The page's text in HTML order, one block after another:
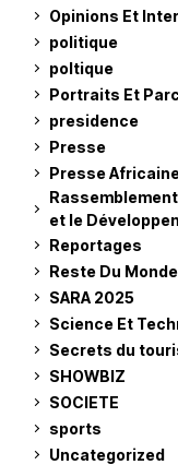
Opinions Et
politique
poltique
Portraits Et
presidence
Presse
Presse
et le
Reportages
Reste Du Monde
SARA 2025
Science Et
Secrets du
SHOWBIZ
SOCIETE
sports
Uncategorized